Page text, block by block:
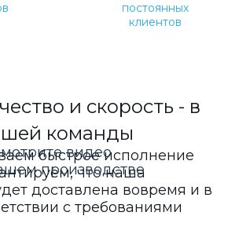
видео
производстве
постоянных
клиентов
и скорость - в
команды
быстрое исполнение
что наша
доставлена вовремя и в
с требованиями